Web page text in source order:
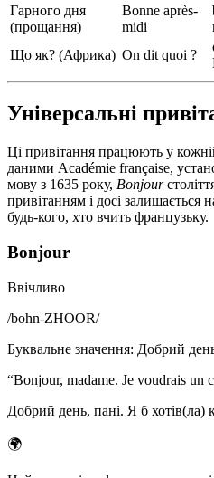
Гарного дня
(прощання)
Bonne après-
midi
Що як? (Африка) On dit quoi ?
Універсальні
Ці привітання працюють у
даними Académie française,
мову з 1635 року, Bonjour
привітанням і досі
будь-кого, хто вчить французьку.
Bonjour
Ввічливо
/bohn-ZHOOR/
Буквальне значення: Добрий
“Bonjour, madame. Je voudrais un
Добрий день, пані. Я б хотів(ла)
🌍